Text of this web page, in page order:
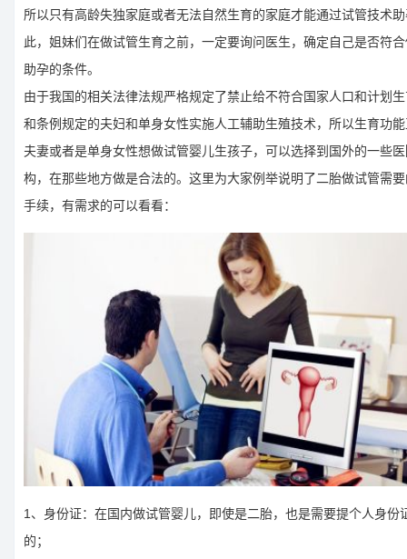
所以只有高龄失独家庭或者无法自然生育的家庭才能通过试管技术
此，姐妹们在做试管生育之前，一定要询问医生，确定自己是否符
助孕的条件。
由于我国的相关法律法规严格规定了禁止给不符合国家人口和计划
和条例规定的夫妇和单身女性实施人工辅助生殖技术，所以生育功
夫妻或者是单身女性想做试管婴儿生孩子，可以选择到国外的一些
构，在那些地方做是合法的。这里为大家例举说明了二胎做试管需
手续，有需求的可以看看：
1、身份证：在国内做试管婴儿，即使是二胎，也是需要提个人身份
的；